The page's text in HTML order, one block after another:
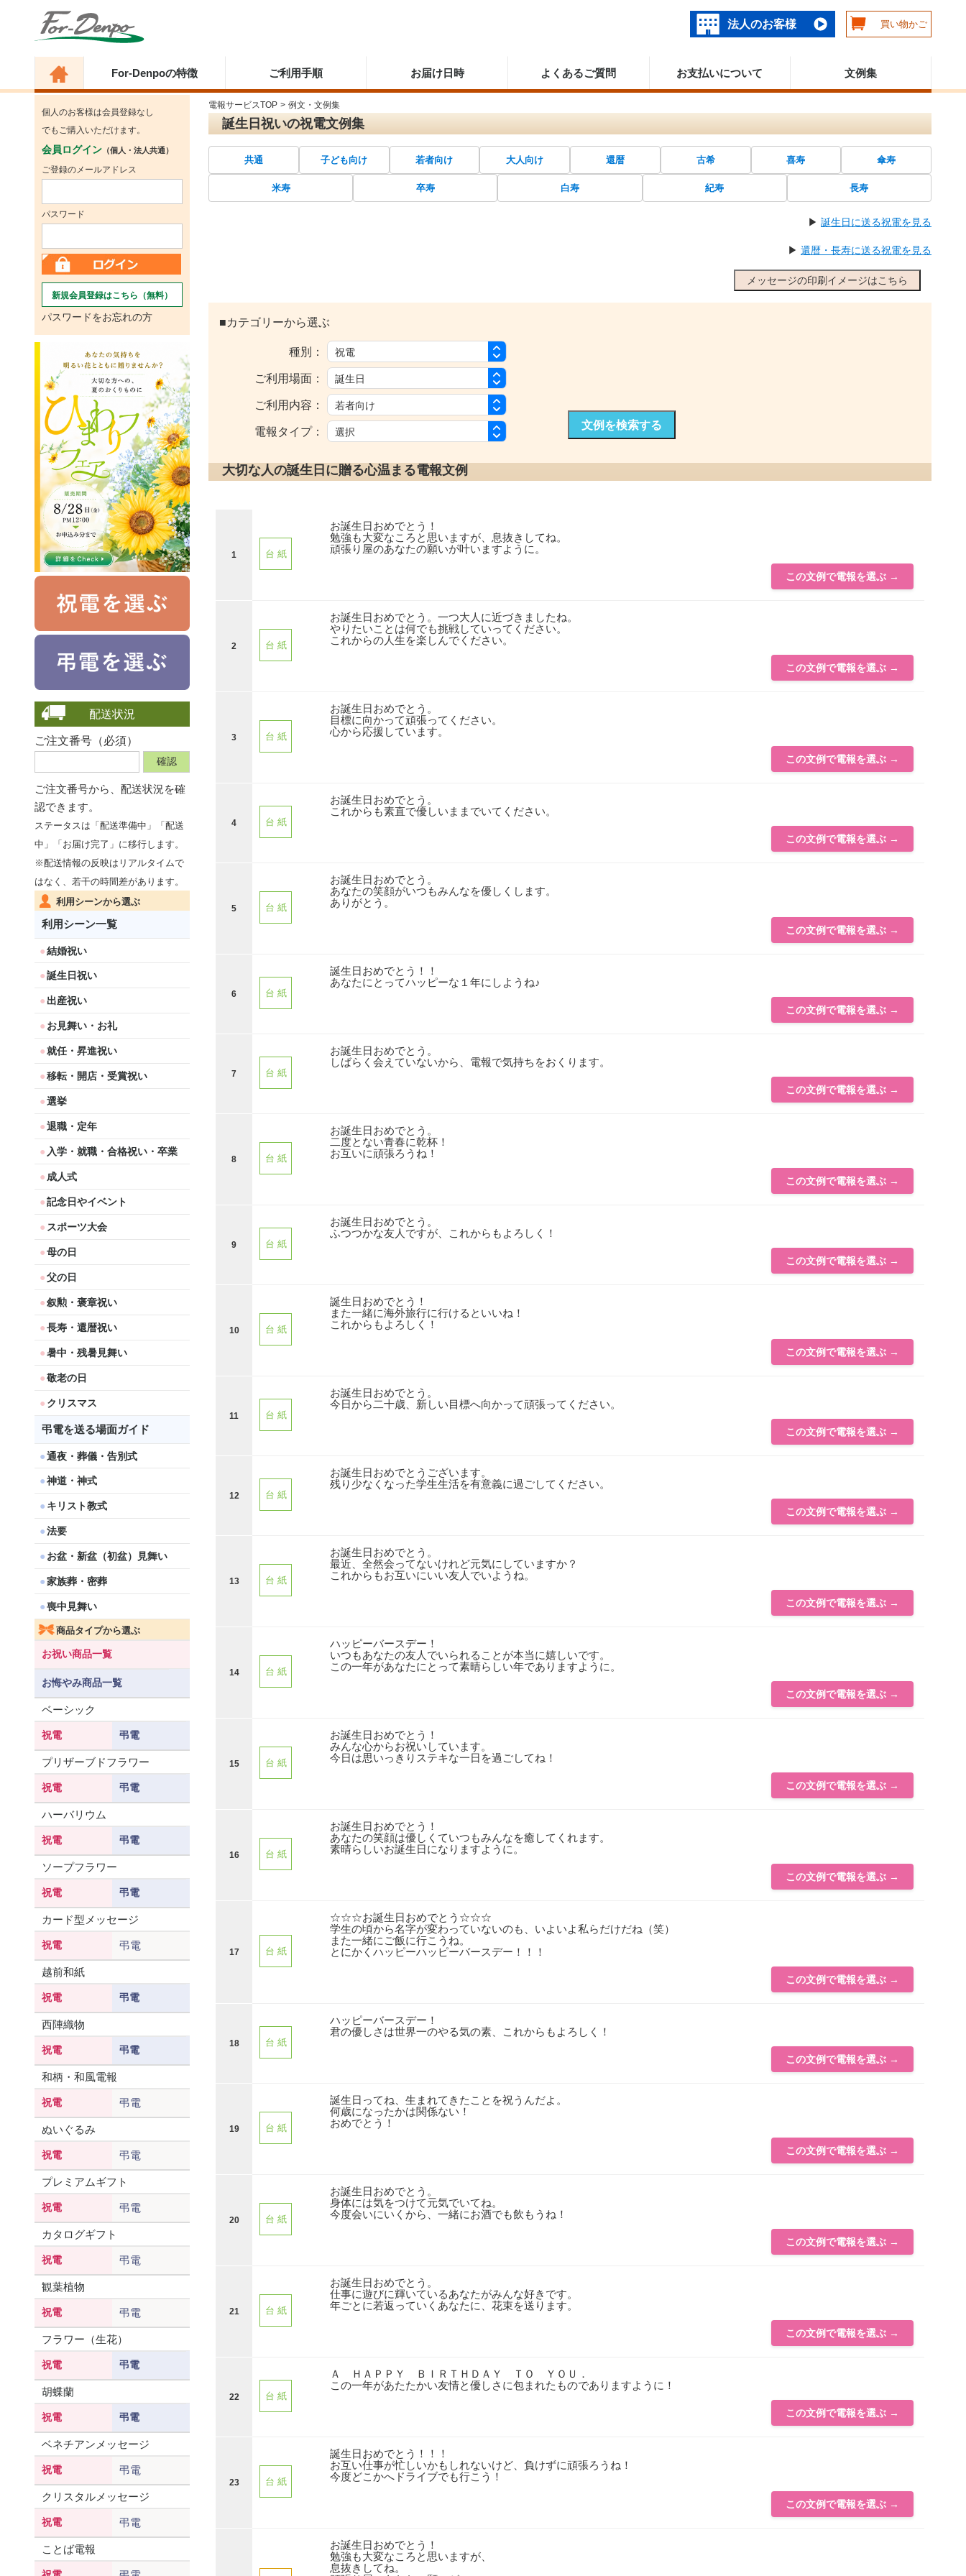
法人のお客様 買い物かご
For-Denpoの特徴 ご利用手順 お届け日時 よくあるご質問 お支払いについて 文例集
個人のお客様は会員登録なし
でもご購入いただけます。
会員ログイン （個人・法人共通）
ご登録のメールアドレス
パスワード
新規会員登録はこちら（無料）
パスワードをお忘れの方
配送状況
ご注文番号（必須）
ご注文番号から、 配送状況を確
認できます。
ステータスは「配送準備中」「配送
中」「お届け完了」に移行します。
※配送情報の反映はリアルタイムで
はなく、若干の時間差があります。
利用シーンから選ぶ
利用シーン一覧
結婚祝い
誕生日祝い
出産祝い
お見舞い・お礼
就任・昇進祝い
移転・開店・受賞祝い
選挙
退職・定年
入学・就職・合格祝い・卒業
成人式
記念日やイベント
スポーツ大会
母の日
父の日
叙勲・褒章祝い
長寿・還暦祝い
暑中・残暑見舞い
敬老の日
クリスマス
弔電を送る場面ガイド
通夜・葬儀・告別式
神道・神式
キリスト教式
法要
お盆・新盆（初盆）見舞い
家族葬・密葬
喪中見舞い
商品タイプから選ぶ
お祝い商品一覧
お悔やみ商品一覧
ベーシック
祝電 弔電
プリザーブドフラワー
祝電 弔電
ハーバリウム
祝電 弔電
ソープフラワー
祝電 弔電
カード型メッセージ
祝電 弔電
越前和紙
祝電 弔電
西陣織物
祝電 弔電
和柄・和風電報
祝電 弔電
ぬいぐるみ
祝電 弔電
プレミアムギフト
祝電 弔電
カタログギフト
祝電 弔電
観葉植物
祝電 弔電
フラワー（生花）
祝電 弔電
胡蝶蘭
祝電 弔電
ベネチアンメッセージ
祝電 弔電
クリスタルメッセージ
祝電 弔電
ことば電報
電報サービスTOP > 例文・文例集
誕生日祝いの祝電文例集
共通 子ども向け 若者向け 大人向け 還暦 古希 喜寿 傘寿
米寿 卒寿 白寿 紀寿 長寿
▶ 誕生日に送る祝電を見る
▶ 還暦・長寿に送る祝電を見る
メッセージの印刷イメージはこちら
■カテゴリーから選ぶ
種別：
ご利用場面：
ご利用内容：
電報タイプ：
文例を検索する
大切な人の誕生日に贈る心温まる電報文例
1 台 紙
お誕生日おめでとう！
勉強も大変なころと思いますが、息抜きしてね。
頑張り屋のあなたの願いが叶いますように。
この文例で電報を選ぶ →
2 台 紙
お誕生日おめでとう。一つ大人に近づきましたね。
やりたいことは何でも挑戦していってください。
これからの人生を楽しんでください。
この文例で電報を選ぶ →
3 台 紙
お誕生日おめでとう。
目標に向かって頑張ってください。
心から応援しています。
この文例で電報を選ぶ →
4 台 紙
お誕生日おめでとう。
これからも素直で優しいままでいてください。
この文例で電報を選ぶ →
5 台 紙
お誕生日おめでとう。
あなたの笑顔がいつもみんなを優しくします。
ありがとう。
この文例で電報を選ぶ →
6 台 紙
誕生日おめでとう！！
あなたにとってハッピーな１年にしようね♪
この文例で電報を選ぶ →
7 台 紙
お誕生日おめでとう。
しばらく会えていないから、電報で気持ちをおくります。
この文例で電報を選ぶ →
8 台 紙
お誕生日おめでとう。
二度とない青春に乾杯！
お互いに頑張ろうね！
この文例で電報を選ぶ →
9 台 紙
お誕生日おめでとう。
ふつつかな友人ですが、これからもよろしく！
この文例で電報を選ぶ →
10 台 紙
誕生日おめでとう！
また一緒に海外旅行に行けるといいね！
これからもよろしく！
この文例で電報を選ぶ →
11 台 紙
お誕生日おめでとう。
今日から二十歳、新しい目標へ向かって頑張ってください。
この文例で電報を選ぶ →
12 台 紙
お誕生日おめでとうございます。
残り少なくなった学生生活を有意義に過ごしてください。
この文例で電報を選ぶ →
13 台 紙
お誕生日おめでとう。
最近、全然会ってないけれど元気にしていますか？
これからもお互いにいい友人でいようね。
この文例で電報を選ぶ →
14 台 紙
ハッピーバースデー！
いつもあなたの友人でいられることが本当に嬉しいです。
この一年があなたにとって素晴らしい年でありますように。
この文例で電報を選ぶ →
15 台 紙
お誕生日おめでとう！
みんな心からお祝いしています。
今日は思いっきりステキな一日を過ごしてね！
この文例で電報を選ぶ →
16 台 紙
お誕生日おめでとう！
あなたの笑顔は優しくていつもみんなを癒してくれます。
素晴らしいお誕生日になりますように。
この文例で電報を選ぶ →
17 台 紙
☆☆☆お誕生日おめでとう☆☆☆
学生の頃から名字が変わっていないのも、いよいよ私らだけだね（笑）
また一緒にご飯に行こうね。
とにかくハッピーハッピーバースデー！！！
この文例で電報を選ぶ →
18 台 紙
ハッピーバースデー！
君の優しさは世界一のやる気の素、これからもよろしく！
この文例で電報を選ぶ →
19 台 紙
誕生日ってね、生まれてきたことを祝うんだよ。
何歳になったかは関係ない！
おめでとう！
この文例で電報を選ぶ →
20 台 紙
お誕生日おめでとう。
身体には気をつけて元気でいてね。
今度会いにいくから、一緒にお酒でも飲もうね！
この文例で電報を選ぶ →
21 台 紙
お誕生日おめでとう。
仕事に遊びに輝いているあなたがみんな好きです。
年ごとに若返っていくあなたに、花束を送ります。
この文例で電報を選ぶ →
22 台 紙
Ａ ＨＡＰＰＹ ＢＩＲＴＨＤＡＹ ＴＯ ＹＯＵ．
この一年があたたかい友情と優しさに包まれたものでありますように！
この文例で電報を選ぶ →
23 台 紙
誕生日おめでとう！！！
お互い仕事が忙しいかもしれないけど、負けずに頑張ろうね！
今度どこかへドライブでも行こう！
この文例で電報を選ぶ →
お誕生日おめでとう！
勉強も大変なころと思いますが、
息抜きしてね。